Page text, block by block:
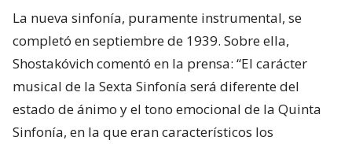
La nueva sinfonía, puramente instrumental, se
completó en septiembre de 1939. Sobre ella,
Shostakóvich comentó en la prensa: “El carácter
musical de la Sexta Sinfonía será diferente del
estado de ánimo y el tono emocional de la Quinta
Sinfonía, en la que eran característicos los